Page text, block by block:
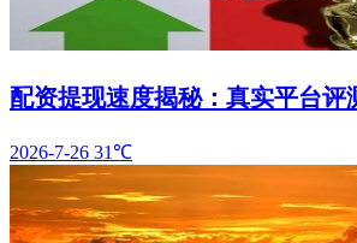
配资提现速度揭秘：真实平台评
2026-7-26 31℃